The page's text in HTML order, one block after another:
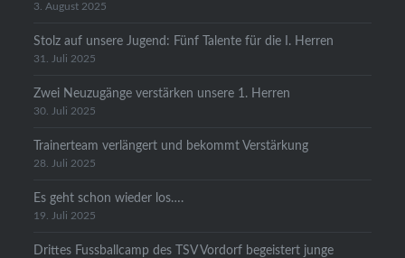
3. August 2025
Stolz auf unsere Jugend: Fünf Talente für die I. Herren
31. Juli 2025
Zwei Neuzugänge verstärken unsere 1. Herren
30. Juli 2025
Trainerteam verlängert und bekommt Verstärkung
28. Juli 2025
Es geht schon wieder los….
19. Juli 2025
Drittes Fussballcamp des TSV Vordorf begeistert junge